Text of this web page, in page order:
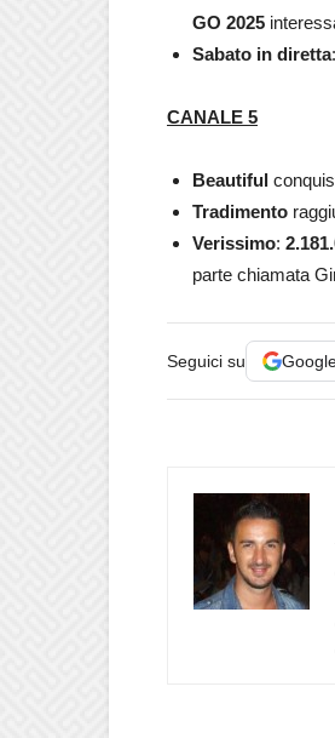
GO 2025
Sabato in diretta:
CANALE 5
Beautiful
Tradimento
Verissimo:
parte chiamata
Seguici su